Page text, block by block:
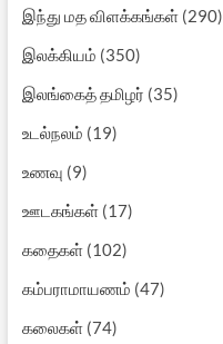
இந்து மத விளக்கங்கள்(290)
இலக்கியம் (350)
இலங்கைத் தமிழர் (35)
உடல்நலம் (19)
உணவு (9)
ஊடகங்கள்(17)
கதைகள்(102)
கம்பராமாயணம் (47)
கலைகள்(74)